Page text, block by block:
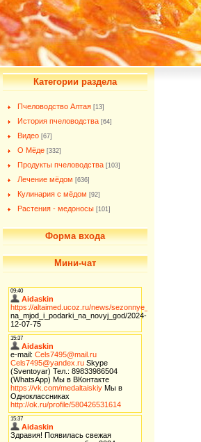
Категории раздела
Пчеловодство Алтая [13]
История пчеловодства [64]
Видео [67]
О Мёде [332]
Продукты пчеловодства [103]
Лечение мёдом [636]
Кулинария с мёдом [92]
Растения - медоносы [101]
Форма входа
Мини-чат